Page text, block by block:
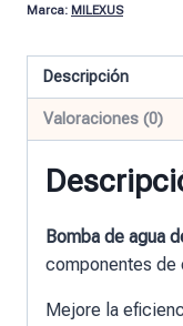
Marca: MILEXUS
Descripción
Valoraciones (0)
Bomba de agua
componentes de
Mejore la